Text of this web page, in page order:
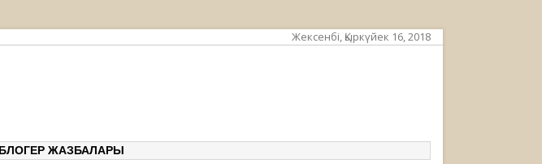
Жексенбі, Қыркүйек 16, 2018
ЖАЗБАЛАРЫ